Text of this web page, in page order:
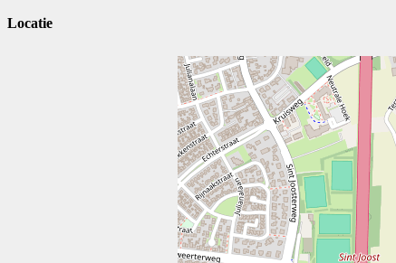
Locatie